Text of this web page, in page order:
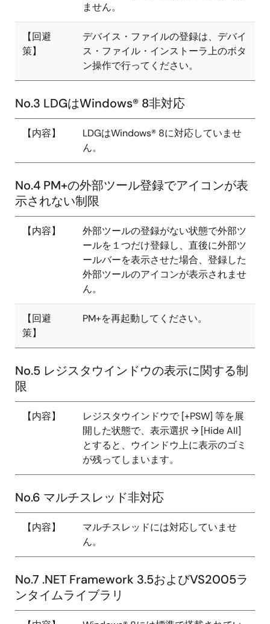
ません。
【回避
策】
デバイス・ファイルの登録は、デバイ
ス・ファイル・インストーラ上のボタ
ン操作で行ってください。
No.3 LDGはWindows® 8非対応
【内容】
LDGはWindows® 8に対応していませ
ん。
No.4 PM+の外部ツール登録でアイコンが表
示されない制限
【内容】
外部ツールの登録がない状態で外部ツ
ールを１つだけ登録し、直後に外部ツ
ールバーを表示させた場合、登録した
外部ツールのアイコンが表示されませ
ん。
【回避
策】
PM+を再起動してください。
No.5 レジスタウインドウの表示に関する制
限
【内容】
レジスタウインドウで [+PSW] 等を展
開した状態で、表示選択 → [Hide All]
とすると、ウインドウ上に表示のゴミ
が残ってしまいます。
No.6 マルチスレッド非対応
【内容】
マルチスレッドには対応していませ
ん。
No.7 .NET Framework 3.5およびVS2005ラ
ンタイムライブラリ